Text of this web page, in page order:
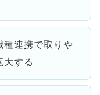
種連携で取りや
大する